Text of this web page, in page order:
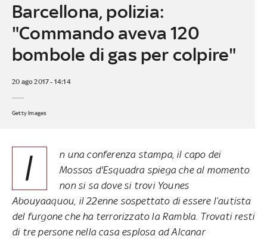
Barcellona, polizia:
"Commando aveva 120
bombole di gas per colpire"
20 ago 2017 - 14:14
Getty Images
I
n una conferenza stampa, il capo dei
Mossos d'Esquadra spiega che al momento
non si sa dove si trovi Younes
Abouyaaquou, il 22enne sospettato di essere l’autista
del furgone che ha terrorizzato la Rambla. Trovati resti
di tre persone nella casa esplosa ad Alcanar